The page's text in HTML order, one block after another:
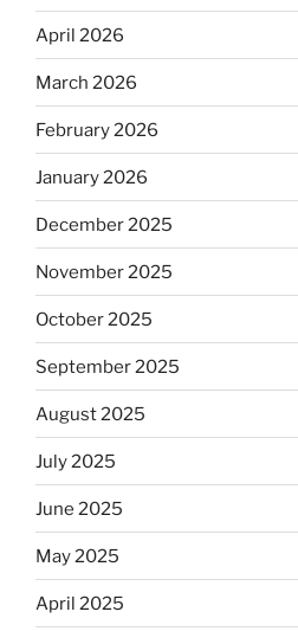
April 2026
March 2026
February 2026
January 2026
December 2025
November 2025
October 2025
September 2025
August 2025
July 2025
June 2025
May 2025
April 2025